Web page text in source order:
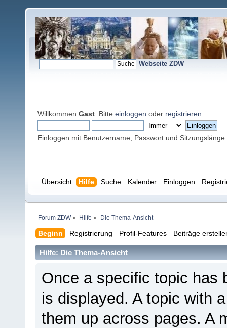
Webseite ZDW
Willkommen Gast . Bitte einloggen oder registrieren
Einloggen mit Benutzername, Passwort und Sitzungslänge
Übersicht Hilfe Suche Kalender Einloggen
Forum ZDW» Hilfe » Die Thema-Ansicht
Beginn Registrierung Profil-Features Beiträge
Hilfe: Die Thema-Ansicht
Once a specific topic has
is displayed. A topic with
them up across pages. A